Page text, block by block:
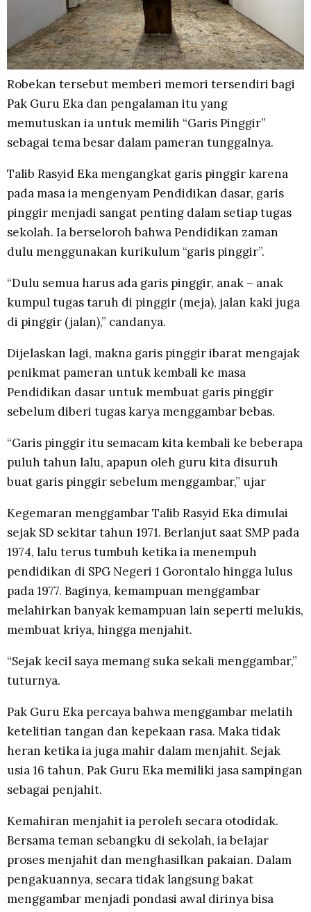
Robekan tersebut memberi memori tersendiri bagi
Pak Guru Eka dan pengalaman itu yang
memutuskan ia untuk memilih “Garis Pinggir”
sebagai tema besar dalam pameran tunggalnya.
Talib Rasyid Eka mengangkat garis pinggir karena
pada masa ia mengenyam Pendidikan dasar, garis
pinggir menjadi sangat penting dalam setiap tugas
sekolah. Ia berseloroh bahwa Pendidikan zaman
dulu menggunakan kurikulum “garis pinggir”.
“Dulu semua harus ada garis pinggir, anak – anak
kumpul tugas taruh di pinggir (meja), jalan kaki juga
di pinggir (jalan),” candanya.
Dijelaskan lagi, makna garis pinggir ibarat mengajak
penikmat pameran untuk kembali ke masa
Pendidikan dasar untuk membuat garis pinggir
sebelum diberi tugas karya menggambar bebas.
“Garis pinggir itu semacam kita kembali ke beberapa
puluh tahun lalu, apapun oleh guru kita disuruh
buat garis pinggir sebelum menggambar,” ujar
Kegemaran menggambar Talib Rasyid Eka dimulai
sejak SD sekitar tahun 1971. Berlanjut saat SMP pada
1974, lalu terus tumbuh ketika ia menempuh
pendidikan di SPG Negeri 1 Gorontalo hingga lulus
pada 1977. Baginya, kemampuan menggambar
melahirkan banyak kemampuan lain seperti melukis,
membuat kriya, hingga menjahit.
“Sejak kecil saya memang suka sekali menggambar,”
tuturnya.
Pak Guru Eka percaya bahwa menggambar melatih
ketelitian tangan dan kepekaan rasa. Maka tidak
heran ketika ia juga mahir dalam menjahit. Sejak
usia 16 tahun, Pak Guru Eka memiliki jasa sampingan
sebagai penjahit.
Kemahiran menjahit ia peroleh secara otodidak.
Bersama teman sebangku di sekolah, ia belajar
proses menjahit dan menghasilkan pakaian. Dalam
pengakuannya, secara tidak langsung bakat
menggambar menjadi pondasi awal dirinya bisa